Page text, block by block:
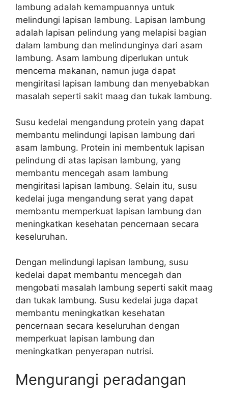
lambung adalah kemampuannya untuk
melindungi lapisan lambung. Lapisan lambung
adalah lapisan pelindung yang melapisi bagian
dalam lambung dan melindunginya dari asam
lambung. Asam lambung diperlukan untuk
mencerna makanan, namun juga dapat
mengiritasi lapisan lambung dan menyebabkan
masalah seperti sakit maag dan tukak lambung.
Susu kedelai mengandung protein yang dapat
membantu melindungi lapisan lambung dari
asam lambung. Protein ini membentuk lapisan
pelindung di atas lapisan lambung, yang
membantu mencegah asam lambung
mengiritasi lapisan lambung. Selain itu, susu
kedelai juga mengandung serat yang dapat
membantu memperkuat lapisan lambung dan
meningkatkan kesehatan pencernaan secara
keseluruhan.
Dengan melindungi lapisan lambung, susu
kedelai dapat membantu mencegah dan
mengobati masalah lambung seperti sakit maag
dan tukak lambung. Susu kedelai juga dapat
membantu meningkatkan kesehatan
pencernaan secara keseluruhan dengan
memperkuat lapisan lambung dan
meningkatkan penyerapan nutrisi.
Mengurangi peradangan